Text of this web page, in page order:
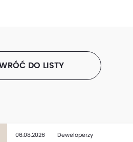
DO LISTY
06.08.2026 Deweloperzy